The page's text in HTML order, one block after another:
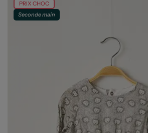
PRIX CHOC
Seconde main